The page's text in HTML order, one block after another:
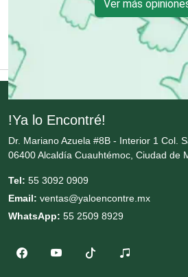
Enfermedades de la Piel
Equipos contra Incendios
Equipos de Oficina
Ver más
!Ya lo Encontré!
Dr. Mariano Azuela #8B - Interior 1 Col.
06400 Alcaldía Cuauhtémoc, Ciudad de
Tel: 55 3092 0909
Email: ventas@yaloencontre.mx
WhatsApp: 55 2509 8929